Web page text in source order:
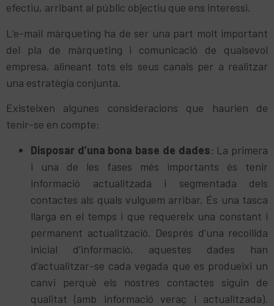
efectiu, arribant al públic objectiu que ens interessi.
L’e-mail màrqueting ha de ser una part molt important
del pla de màrqueting i comunicació de qualsevol
empresa, alineant tots els seus canals per a realitzar
una estratègia conjunta.
Existeixen algunes consideracions que haurien de
tenir-se en compte:
Disposar d’una bona base de dades: La primera
i una de les fases més importants és tenir
informació actualitzada i segmentada dels
contactes als quals vulguem arribar. És una tasca
llarga en el temps i que requereix una constant i
permanent actualització. Després d’una recollida
inicial d’informació, aquestes dades han
d’actualitzar-se cada vegada que es produeixi un
canvi perquè els nostres contactes siguin de
qualitat (amb informació veraç i actualitzada).